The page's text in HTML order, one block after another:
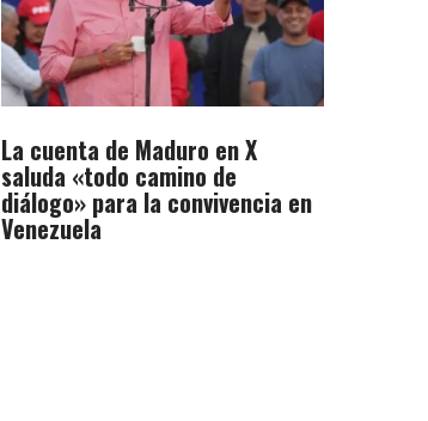
La cuenta de Maduro en X
saluda «todo camino de
diálogo» para la convivencia en
Venezuela